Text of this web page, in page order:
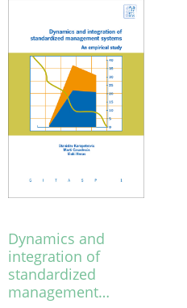
Dynamics and
integration of
standardized
management…